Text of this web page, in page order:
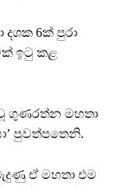
6ක් පුරා
ඉටු කළ
ගුණරත්න මහතා
පුවත්පතෙනි.
ඒ මහතා එම